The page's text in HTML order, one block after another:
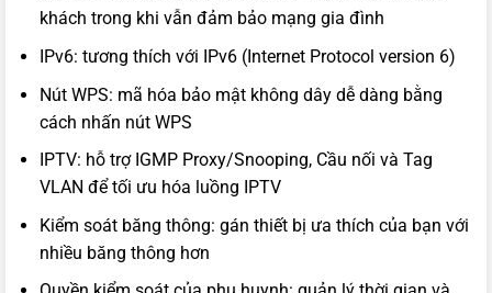
khách trong khi vẫn đảm bảo mạng gia đình
IPv6: tương thích với IPv6 (Internet Protocol version 6)
Nút WPS: mã hóa bảo mật không dây dễ dàng bằng
cách nhấn nút WPS
IPTV: hỗ trợ IGMP Proxy/Snooping, Cầu nối và Tag
VLAN để tối ưu hóa luồng IPTV
Kiểm soát băng thông: gán thiết bị ưa thích của bạn với
nhiều băng thông hơn